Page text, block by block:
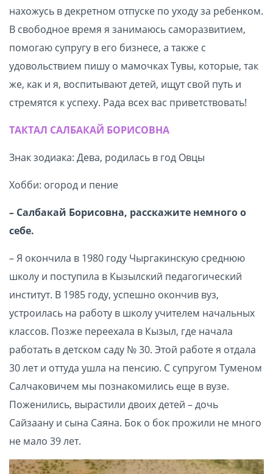
нахожусь в декретном отпуске по уходу за ребенком.
В свободное время я занимаюсь саморазвитием,
помогаю супругу в его бизнесе, а также с
удовольствием пишу о мамочках Тувы, которые, так
же, как и я, воспитывают детей, ищут свой путь и
стремятся к успеху. Рада всех вас приветствовать!
ТАКТАЛ САЛБАКАЙ БОРИСОВНА
Знак зодиака: Дева, родилась в год Овцы
Хобби: огород и пение
– Салбакай Борисовна, расскажите немного о
себе.
– Я окончила в 1980 году Чыргакинскую среднюю
школу и поступила в Кызылский педагогический
институт. В 1985 году, успешно окончив вуз,
устроилась на работу в школу учителем начальных
классов. Позже переехала в Кызыл, где начала
работать в детском саду № 30. Этой работе я отдала
30 лет и оттуда ушла на пенсию. С супругом Туменом
Салчаковичем мы познакомились еще в вузе.
Поженились, вырастили двоих детей – дочь
Сайзаану и сына Саяна. Бок о бок прожили не много
не мало 39 лет.